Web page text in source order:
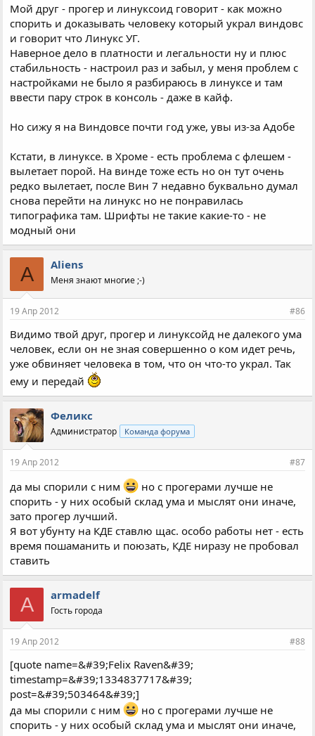
Мой друг - прогер и линуксоид говорит - как можно
спорить и доказывать человеку который украл виндовс
и говорит что Линукс УГ.
Наверное дело в платности и легальности ну и плюс
стабильность - настроил раз и забыл, у меня проблем с
настройками не было я разбираюсь в линуксе и там
ввести пару строк в консоль - даже в кайф.
Но сижу я на Виндовсе почти год уже, увы из-за Адобе
Кстати, в линуксе. в Хроме - есть проблема с флешем -
вылетает порой. На винде тоже есть но он тут очень
редко вылетает, после Вин 7 недавно буквально думал
снова перейти на линукс но не понравилась
типографика там. Шрифты не такие какие-то - не
модный они
A Aliens
Меня знают многие ;-)
19 Апр 2012 #86
Видимо твой друг, прогер и линуксойд не далекого ума
человек, если он не зная совершенно о ком идет речь,
уже обвиняет человека в том, что он что-то украл. Так
ему и передай
Феликс
Администратор Команда форума
19 Апр 2012 #87
да мы спорили с ним
но с прогерами лучше не
спорить - у них особый склад ума и мыслят они иначе,
зато прогер лучший.
Я вот убунту на КДЕ ставлю щас. особо работы нет - есть
время пошаманить и поюзать, КДЕ ниразу не пробовал
ставить
A armadelf
Гость города
19 Апр 2012 #88
[quote name=&#39;Felix Raven&#39;
timestamp=&#39;1334837717&#39;
post=&#39;503464&#39;]
да мы спорили с ним
но с прогерами лучше не
спорить - у них особый склад ума и мыслят они иначе,